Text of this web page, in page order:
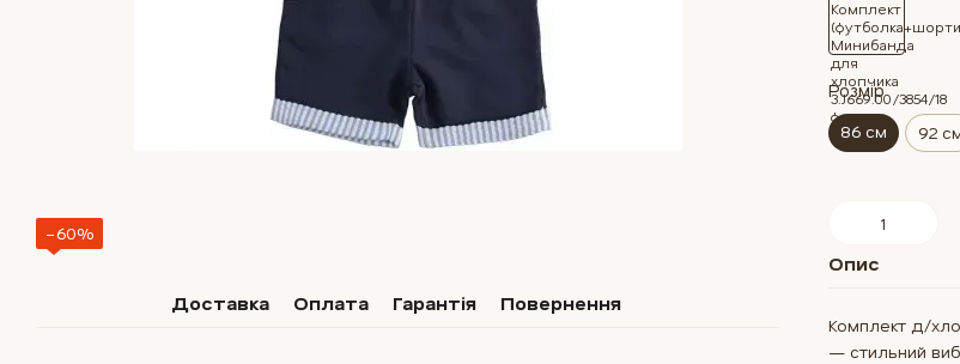
−60%
Доставка Оплата Гарантія Повернення
Розмір
86 см 92
Опис
Комплект д/
— стильний